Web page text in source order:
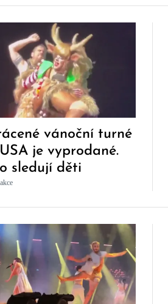
vánoční turné
je vyprodané.
sledují děti